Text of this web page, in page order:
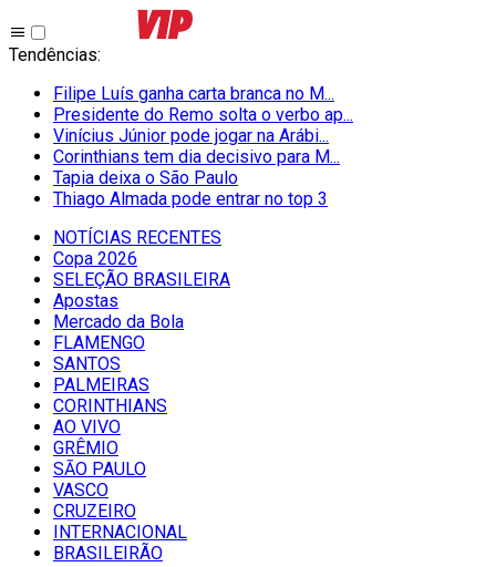
Tendências:
Filipe Luís ganha carta branca no M...
Presidente do Remo solta o verbo ap...
Vinícius Júnior pode jogar na Arábi...
Corinthians tem dia decisivo para M...
Tapia deixa o São Paulo
Thiago Almada pode entrar no top 3
NOTÍCIAS RECENTES
Copa 2026
SELEÇÃO BRASILEIRA
Apostas
Mercado da Bola
FLAMENGO
SANTOS
PALMEIRAS
CORINTHIANS
AO VIVO
GRÊMIO
SĀO PAULO
VASCO
CRUZEIRO
INTERNACIONAL
BRASILEIRÃO